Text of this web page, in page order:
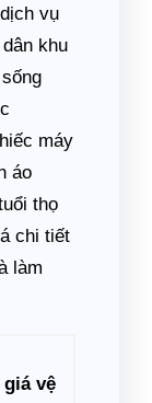
vụ
khu
máy
áo
thọ
chi tiết
làm
vệ